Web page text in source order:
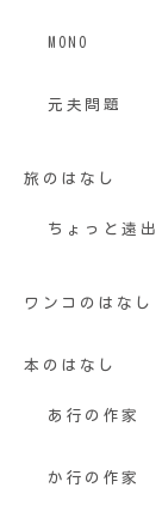
MONO
元夫問題
旅のはなし
ちょっと遠出
ワンコのはなし
本のはなし
あ行の作家
か行の作家